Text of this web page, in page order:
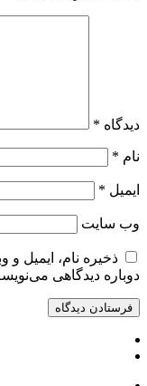
دیدگاه *
نام *
ایمیل *
وب‌ سایت
ذخیره نام، ایمیل
دوباره دیدگاهی